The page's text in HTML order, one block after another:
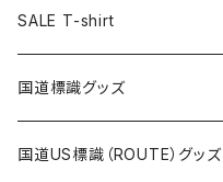
ランチバッグ
エコバッグ
クリアファイル
ステッカー
ホテルキーホルダー
モーテルキーホルダー
トートバッグ
マスク
エコバッグ
千葉ロッテマリーンズコラボ
ステッカー
モーテルキーホルダー
ホテルキーホルダー
ステッカー
ホテルキーホルダー
キャップ
ステッカー
Tシャツ
ステッカー
ホテルキーホルダー
SALE T-shirt
国道標識グッズ
ステッカー
国道US標識（ROUTE）グッズ